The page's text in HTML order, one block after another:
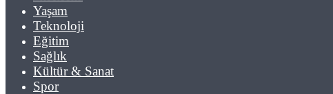
Yaşam
Teknoloji
Eğitim
Sağlık
Kültür & Sanat
Spor